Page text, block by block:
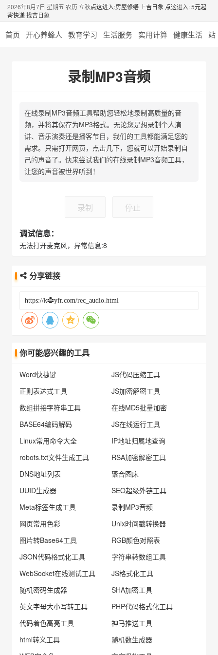
2026年8月7日 星期五 农历 立秋点这进入:房屋修缮 上吉日象 点这进入: 5元起
寄快递 找吉日象
首页 开心养蜂人 教育学习 生活服务 实用计算 健康生活 站
录制MP3音频
在线录制MP3音频工具帮助您轻松地录制高质量的音
频，并将其保存为MP3格式。无论您是想录制个人演
讲、音乐演奏还是播客节目，我们的工具都能满足您的
需求。只需打开网页，点击几下，您就可以开始录制自
己的声音了。快来尝试我们的在线录制MP3音频工具，
让您的声音被世界听到！
录制 停止
调试信息：
无法打开麦克风，异常信息:8
分享链接
你可能感兴趣的工具
Word快捷键
JS代码压缩工具
正则表达式工具
JS加密解密工具
数组拼接字符串工具
在线MD5批量加密
BASE64编码解码
JS在线运行工具
Linux常用命令大全
IP地址归属地查询
robots.txt文件生成工具
RSA加密解密工具
DNS地址列表
聚合图床
UUID生成器
SEO超级外链工具
Meta标签生成工具
录制MP3音频
网页常用色彩
Unix时间戳转换器
图片转Base64工具
RGB颜色对照表
JSON代码格式化工具
字符串转数组工具
WebSocket在线测试工具
JS格式化工具
随机密码生成器
SHA加密工具
英文字母大小写转工具
PHP代码格式化工具
代码着色高亮工具
神马推送工具
html转义工具
随机数生成器